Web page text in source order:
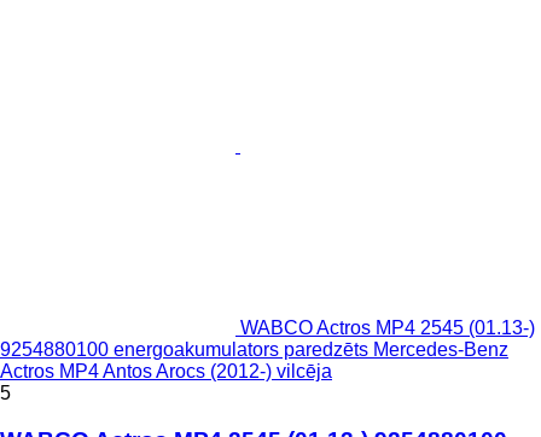
WABCO Actros MP4 2545 (01.13-)
9254880100 energoakumulators paredzēts Mercedes-Benz
Actros MP4 Antos Arocs (2012-) vilcēja
5